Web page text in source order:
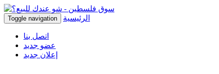
Toggle navigation الرئيسية
اتصل بنا
عضو جديد
إعلان جديد